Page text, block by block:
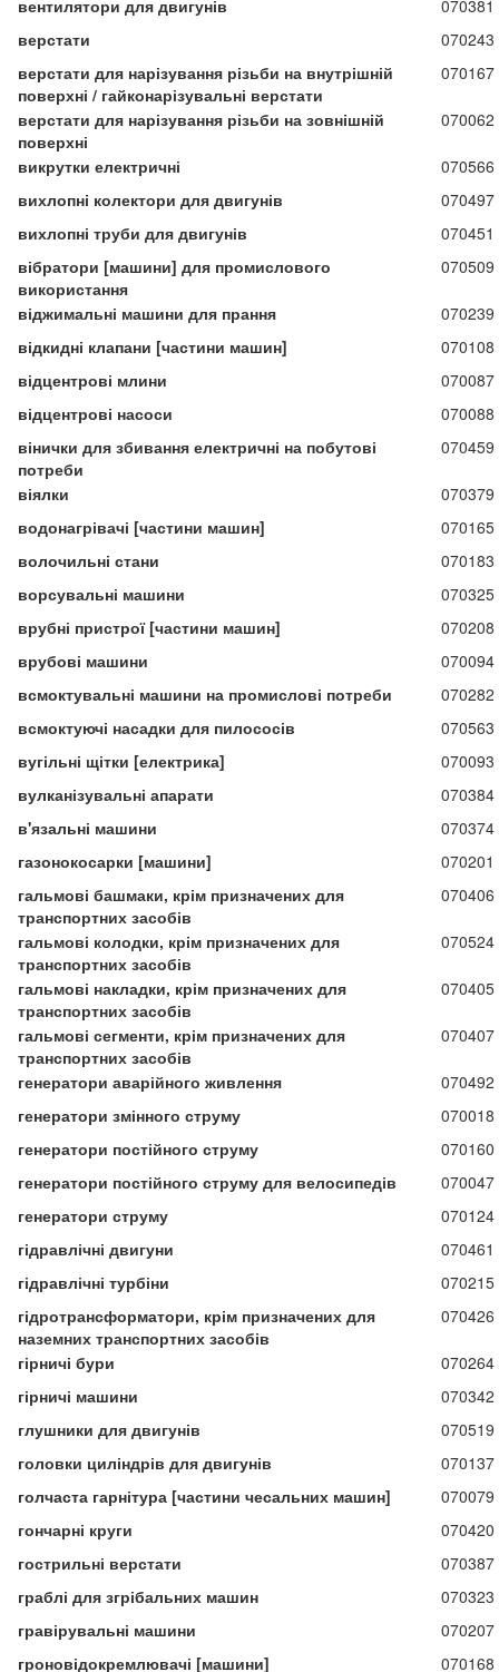
вентилятори для двигунів
070381
верстати
070243
верстати для нарізування різьби на внутрішній
поверхні / гайконарізувальні верстати
070167
верстати для нарізування різьби на зовнішній
поверхні
070062
викрутки електричні
070566
вихлопні колектори для двигунів
070497
вихлопні труби для двигунів
070451
вібратори [машини] для промислового
використання
070509
віджимальні машини для прання
070239
відкидні клапани [частини машин]
070108
відцентрові млини
070087
відцентрові насоси
070088
вінички для збивання електричні на побутові
потреби
070459
віялки
070379
водонагрівачі [частини машин]
070165
волочильні стани
070183
ворсувальні машини
070325
врубні пристрої [частини машин]
070208
врубові машини
070094
всмоктувальні машини на промислові потреби
070282
всмоктуючі насадки для пилососів
070563
вугільні щітки [електрика]
070093
вулканізувальні апарати
070384
в'язальні машини
070374
газонокосарки [машини]
070201
гальмові башмаки, крім призначених для
транспортних засобів
070406
гальмові колодки, крім призначених для
транспортних засобів
070524
гальмові накладки, крім призначених для
транспортних засобів
070405
гальмові сегменти, крім призначених для
транспортних засобів
070407
генератори аварійного живлення
070492
генератори змінного струму
070018
генератори постійного струму
070160
генератори постійного струму для велосипедів
070047
генератори струму
070124
гідравлічні двигуни
070461
гідравлічні турбіни
070215
гідротрансформатори, крім призначених для
наземних транспортних засобів
070426
гірничі бури
070264
гірничі машини
070342
глушники для двигунів
070519
головки циліндрів для двигунів
070137
голчаста гарнітура [частини чесальних машин]
070079
гончарні круги
070420
гострильні верстати
070387
граблі для згрібальних машин
070323
гравірувальні машини
070207
гроновідокремлювачі [машини]
070168